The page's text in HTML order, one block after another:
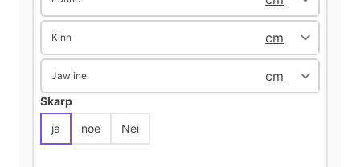
Kinn
Jawline
Skarp
ja
noe Nei